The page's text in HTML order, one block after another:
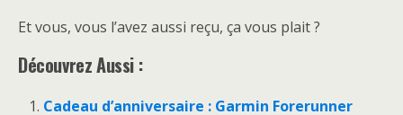
Et vous, vous l’avez aussi reçu, ça vous plait ?
Découvrez Aussi :
Cadeau d’anniversaire : Garmin Forerunner